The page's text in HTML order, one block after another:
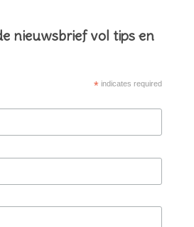
nieuwsbrief vol tips en
*indicates required